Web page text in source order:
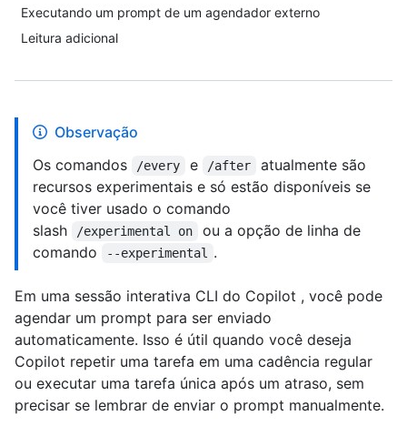
Executando um prompt de um agendador externo
Leitura adicional
Observação
Os comandos
/every e /after
atualmente são
recursos experimentais e só estão disponíveis se
você tiver usado o comando
slash
/experimental on
ou a opção de linha de
comando
‑‑experimental .
Em uma sessão interativa CLI do Copilot , você pode
agendar um prompt para ser enviado
automaticamente. Isso é útil quando você deseja
Copilot repetir uma tarefa em uma cadência regular
ou executar uma tarefa única após um atraso, sem
precisar se lembrar de enviar o prompt manualmente.